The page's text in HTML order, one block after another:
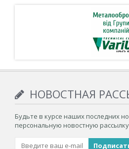
НОВОСТНАЯ
Будьте в курсе наших последних
персональную новостную